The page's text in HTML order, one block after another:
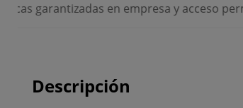
en empresa y acceso permanente
Descripción